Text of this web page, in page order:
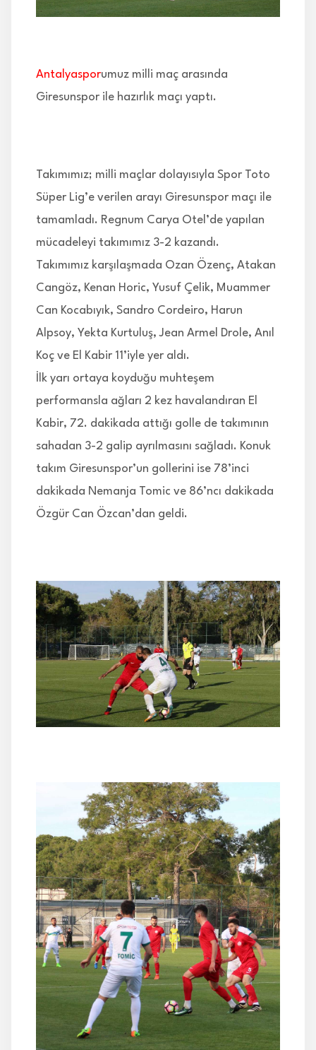
Antalyasporumuz milli maç arasında
Giresunspor ile hazırlık maçı yaptı.
Takımımız; milli maçlar dolayısıyla Spor Toto
Süper Lig’e verilen arayı Giresunspor maçı ile
tamamladı. Regnum Carya Otel’de yapılan
mücadeleyi takımımız 3-2 kazandı.
Takımımız karşılaşmada Ozan Özenç, Atakan
Cangöz, Kenan Horic, Yusuf Çelik, Muammer
Can Kocabıyık, Sandro Cordeiro, Harun
Alpsoy, Yekta Kurtuluş, Jean Armel Drole, Anıl
Koç ve El Kabir 11’iyle yer aldı.
İlk yarı ortaya koyduğu muhteşem
performansla ağları 2 kez havalandıran El
Kabir, 72. dakikada attığı golle de takımının
sahadan 3-2 galip ayrılmasını sağladı. Konuk
takım Giresunspor’un gollerini ise 78’inci
dakikada Nemanja Tomic ve 86’ncı dakikada
Özgür Can Özcan’dan geldi.